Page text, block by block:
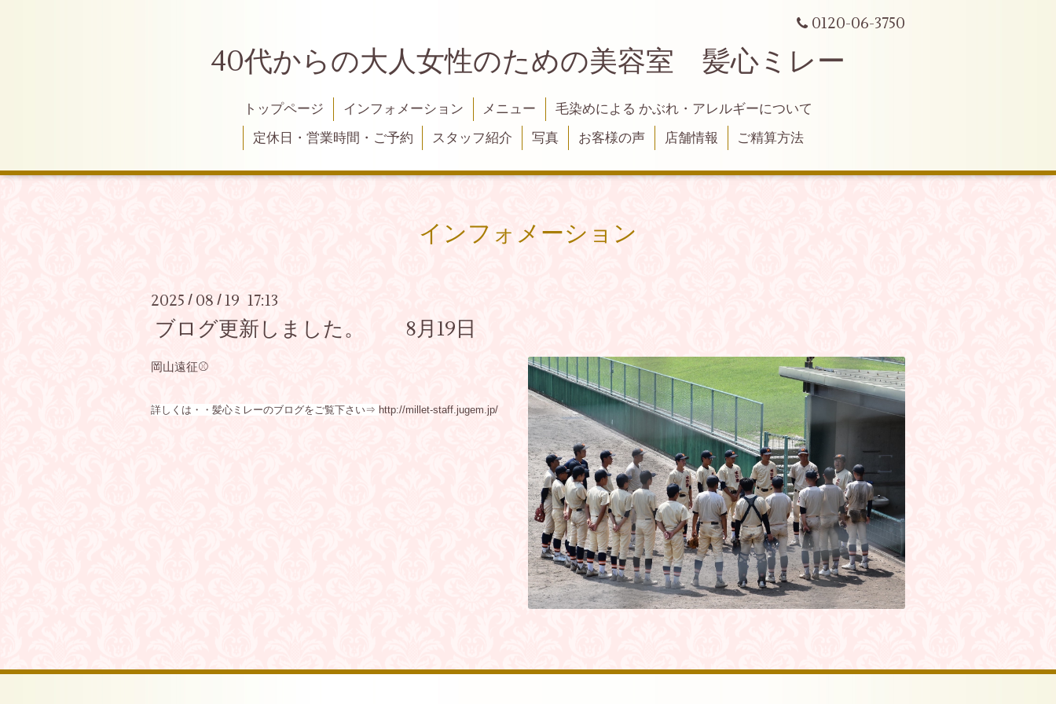
0120-06-3750
40代からの大人女性のための美容室 髪心ミレー
トップページ インフォメーション メニュー
毛染めによる かぶれ・アレルギーについて
定休日・営業時間・ご予約
スタッフ紹介 写真 お客様の声 店舗情報 ご精算方法
インフォメーション
2025 / 08 / 19 17:13
ブログ更新しました。 8月19日
岡山遠征⚾️
詳しくは・・髪心ミレーのブログをご覧下さい⇒ http://millet-staff.jugem.jp/